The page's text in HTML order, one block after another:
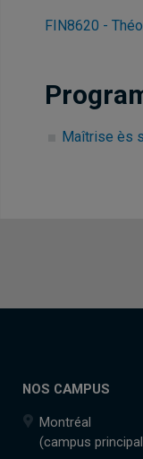
FIN8620 -
Maîtrise ès
NOS CAMPUS
Montréal
(campus